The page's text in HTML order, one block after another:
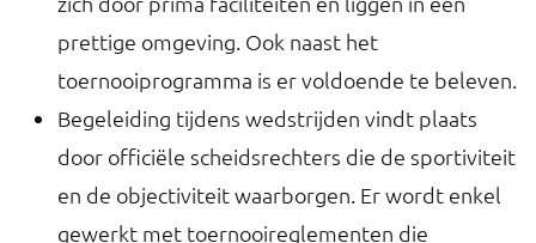
prettige omgeving. Ook naast het
toernooiprogramma is er voldoende te beleven.
Begeleiding tijdens wedstrijden vindt plaats
door officiële scheidsrechters die de sportiviteit
en de objectiviteit waarborgen. Er wordt enkel
gewerkt met toernooireglementen die